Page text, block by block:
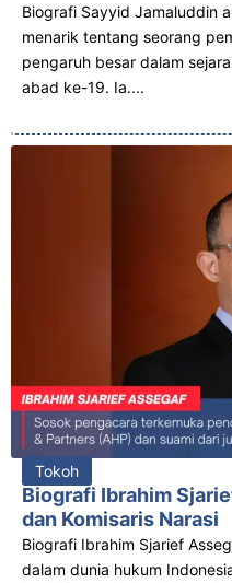
Biografi Sayyid Jamaluddin
menarik tentang seorang
pengaruh besar dalam
abad ke-19. Ia....
Tokoh
Biografi Ibrahim
dan Komisaris Narasi
Biografi Ibrahim Sjarief
dalam dunia hukum